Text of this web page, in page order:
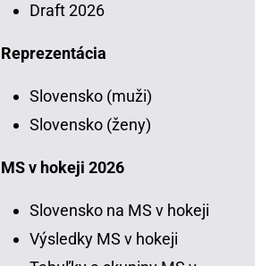
Draft 2026
Reprezentácia
Slovensko (muži)
Slovensko (ženy)
MS v hokeji 2026
Slovensko na MS v hokeji
Výsledky MS v hokeji